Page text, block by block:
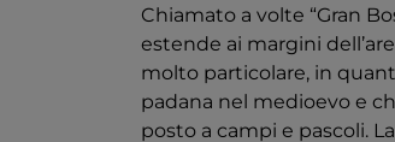
Chiamato a volte “Gran
estende ai margini
molto particolare, in
padana nel medioevo e
posto a campi e pascoli.